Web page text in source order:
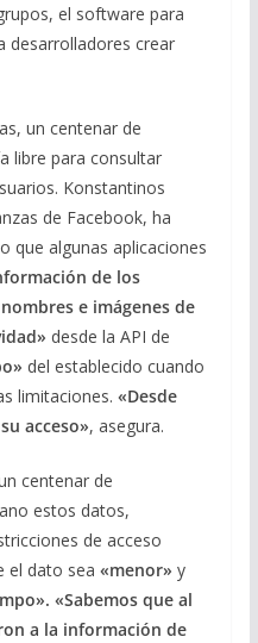
el software para
desarrolladores crear
un centenar de
libre para consultar
Konstantinos
de Facebook, ha
que algunas aplicaciones
de los
e imágenes de
desde la API de
del establecido cuando
limitaciones. «Desde
acceso», asegura.
centenar de
estos datos,
de acceso
el dato sea «menor» y
«Sabemos que al
a la información de